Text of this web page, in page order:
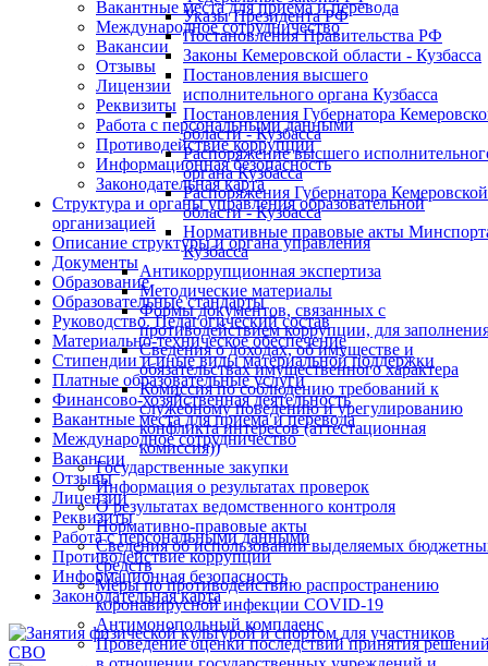
Указы Президента РФ
Постановления Правительства РФ
Законы Кемеровской области - Кузбасса
Постановления высшего
исполнительного органа Кузбасса
Постановления Губернатора
области - Кузбасса
Распоряжение высшего
органа Кузбасса
Распоряжения Губернатора Кемеровской
области - Кузбасса
Нормативные правовые акты
Кузбасса
Антикоррупционная экспертиза
Методические материалы
Формы документов, связанных с
противодействием коррупции, для
Сведения о доходах, об имуществе и
обязательствах имущественного характера
Комиссия по соблюдению требований к
служебному поведению и урегулированию
конфликта интересов (аттестационная
комиссия))
Государственные закупки
Информация о результатах проверок
О результатах ведомственного контроля
Нормативно-правовые акты
Сведения об использовании выделяемых
средств
Меры по противодействию распространению
коронавирусной инфекции COVID-19
Антимонопольный комплаенс
Проведение оценки последствий принятия
Вакантные места для приема и перевода
Международное сотрудничество
Вакансии
Отзывы
Лицензии
Реквизиты
Работа с персональными данными
Противодействие коррупции
Информационная безопасность
Законодательная карта
Структура и органы управления образовательной
организацией
Описание структуры и органа управления
Документы
Образование
Образовательные стандарты
Руководство. Педагогический состав
Материально-техническое обеспечение
Стипендии и иные виды материальной поддержки
Платные образовательные услуги
Финансово-хозяйственная деятельность
Вакантные места для приема и перевода
Международное сотрудничество
Вакансии
Отзывы
Лицензии
Реквизиты
Работа с персональными данными
Противодействие коррупции
Информационная безопасность
Законодательная карта